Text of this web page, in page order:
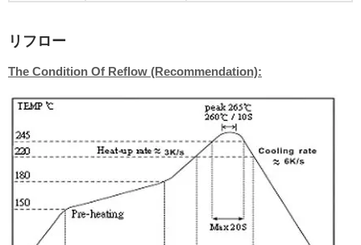
リフロー
The Condition Of Reflow (Recommendation):